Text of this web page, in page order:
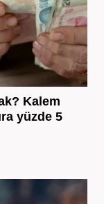
Kalem
yüzde 5